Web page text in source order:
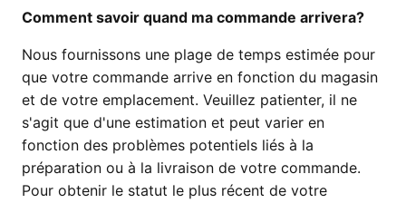
Comment savoir quand ma commande arrivera?
Nous fournissons une plage de temps estimée pour
que votre commande arrive en fonction du magasin
et de votre emplacement. Veuillez patienter, il ne
s'agit que d'une estimation et peut varier en
fonction des problèmes potentiels liés à la
préparation ou à la livraison de votre commande.
Pour obtenir le statut le plus récent de votre